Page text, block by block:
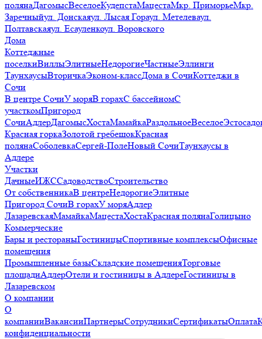
полянаДагомысВеселоеКудепстаМацестаМкр. ПриморьеМкр.
Заречныйул. Донскаяул. Лысая Гораул. Метелеваул.
Полтавскаяул. Есауленкоул. Воровского
Дома
Коттеджные
поселкиВиллыЭлитныеНедорогиеЧастныеЭллинги
ТаунхаусыВторичкаЭконом-классДома в СочиКоттеджи в
Сочи
В центре СочиУ моряВ горахС бассейномС
участкомПригород
СочиАдлерДагомысХостаМамайкаРаздольноеВеселое
Красная горкаЗолотой гребешокКрасная
полянаСоболевкаСергей-ПолеНовый СочиТаунхаусы в
Адлере
Участки
ДачныеИЖССадоводствоСтроительство
От собственникаВ центреНедорогиеЭлитные
Пригород СочиВ горахУ моряАдлер
ЛазаревскаяМамайкаМацестаХостаКрасная полянаГолицыно
Коммерческие
Бары и рестораныГостиницыСпортивные комплексыОфисные
помещения
Промышленные базыСкладские помещенияТорговые
площадиАдлерОтели и гостиницы в АдлереГостиницы в
Лазаревском
О компании
О
компанииВакансииПартнерыСотрудникиСертификатыОплата
конфиденциальности